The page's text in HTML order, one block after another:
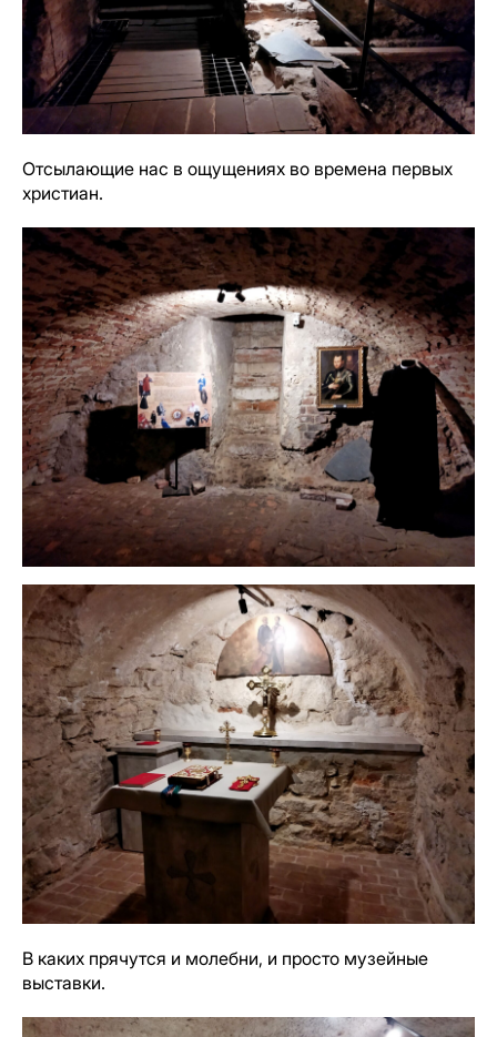
Отсылающие нас в ощущениях во времена первых
христиан.
В каких прячутся и молебни, и просто музейные
выставки.